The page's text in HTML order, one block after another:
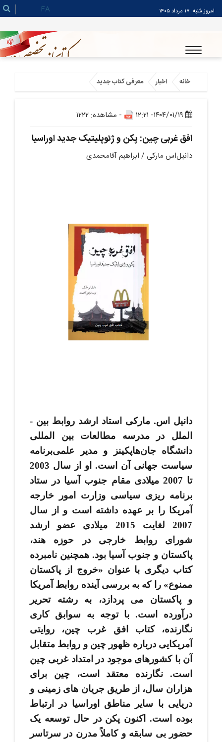
امروز شنبه ۱۷ مرداد ۱۴۰۵ FA
خانه اخبار معرفی کتاب جدید
۱۴۰۴/۰۱/۱۹- ۱۲:۲۱ - مشاهده: ۱۲۲۲
افق غربی چین: پکن و ژئوپلیتیک جدید اوراسیا
دانیل‌اس مارکی / ابراهیم آقامحمدی
دانیل اس. مارکی استاد ارشد روابط بین ­
الملل در مدرسه مطالعات بین ­المللی
دانشگاه جان‌هاپکینز و مدیر علمی‌برنامه
سیاست جهانی آن است. او از سال 2003
تا 2007 میلادی مقام جنوب آسیا در ستاد
برنامه ­ریزی سیاسی وزارت امور خارجه
آمریکا را بر عهده داشته ­است و از سال
2007 لغایت 2015 میلادی عضو ارشد
شورای روابط خارجی در حوزه هند،
پاکستان و جنوب آسیا بود. همچنین نامبرده
کتاب دیگری با عنوان «خروج از پاکستان
ممنوع» را که به بررسی آینده روابط آمریکا
و پاکستان می ­پردازد، به رشته تحریر
درآورده است. با توجه به سوابق کاری
نگارنده، کتاب افق غرب چین، روایتی
آمریکایی درباره ظهور چین و روابط متقابل
آن با کشورهای موجود در امتداد غربی چین
است. نگارنده معتقد است، چین برای
هزاران سال، از طریق جریان ­های زمینی و
دریایی با سایر مناطق اوراسیا در ارتباط
بوده ­است. اکنون پکن در حال توسعه یک
حضور بی ­سابقه و کاملاً مدرن در سرتاسر